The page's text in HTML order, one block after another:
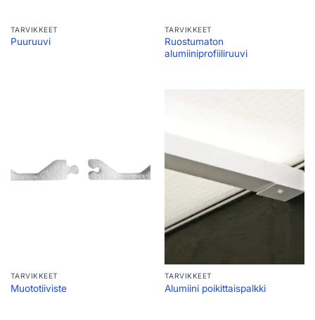
TARVIKKEET
Puuruuvi
TARVIKKEET
Ruostumaton
alumiiniprofiiliruuvi
TARVIKKEET
Muototiiviste
TARVIKKEET
Alumiini poikittaispalkki